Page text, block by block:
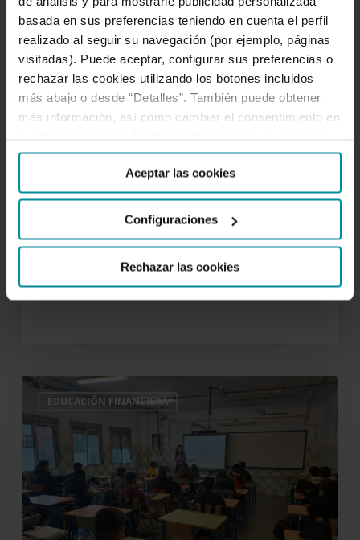
basada en sus preferencias teniendo en cuenta el perfil
realizado al seguir su navegación (por ejemplo, páginas
visitadas). Puede aceptar, configurar sus preferencias o
rechazar las cookies utilizando los botones incluidos
más abajo o desde “Detalles”. También puede obtener
más información, así como cambiar el consentimiento en
Aceptar las cookies
Configuraciones
Rechazar las cookies
iniciativa
Alimentarios
Sostenibles
Cajamar impulsa la iniciativa
Sistemas Alimentarios
Sostenibles
EDUCACIÓN FINANCIERA
FINANZAS
TE
HACEN
CRECER.
Hoy
de